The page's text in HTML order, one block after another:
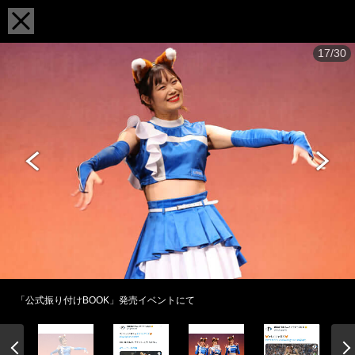
17/30
「公式振り付けBOOK」発売イベントにて